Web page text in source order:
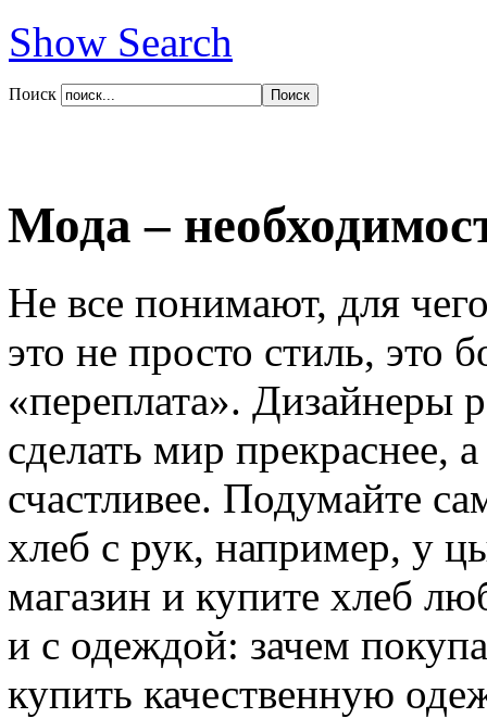
Show Search
Поиск
Мода –
Не все понимают, для
это не просто стиль, это
«переплата». Дизайнеры
сделать мир прекраснее,
счастливее. Подумайте
хлеб с рук, например, у
магазин и купите хлеб
и с одеждой: зачем
купить качественную